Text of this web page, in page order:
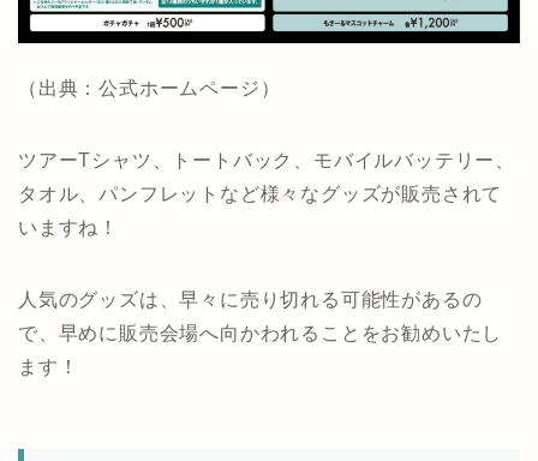
（出典：公式ホームページ）
ツアーTシャツ、トートバック、モバイルバッテリー、
タオル、パンフレットなど様々なグッズが販売されて
いますね！
人気のグッズは、早々に売り切れる可能性があるの
で、早めに販売会場へ向かわれることをお勧めいたし
ます！